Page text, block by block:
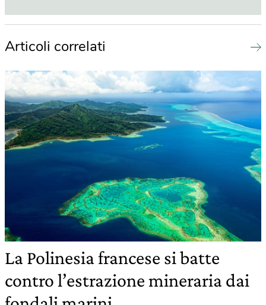
Articoli correlati
La Polinesia francese si batte
contro l’estrazione mineraria dai